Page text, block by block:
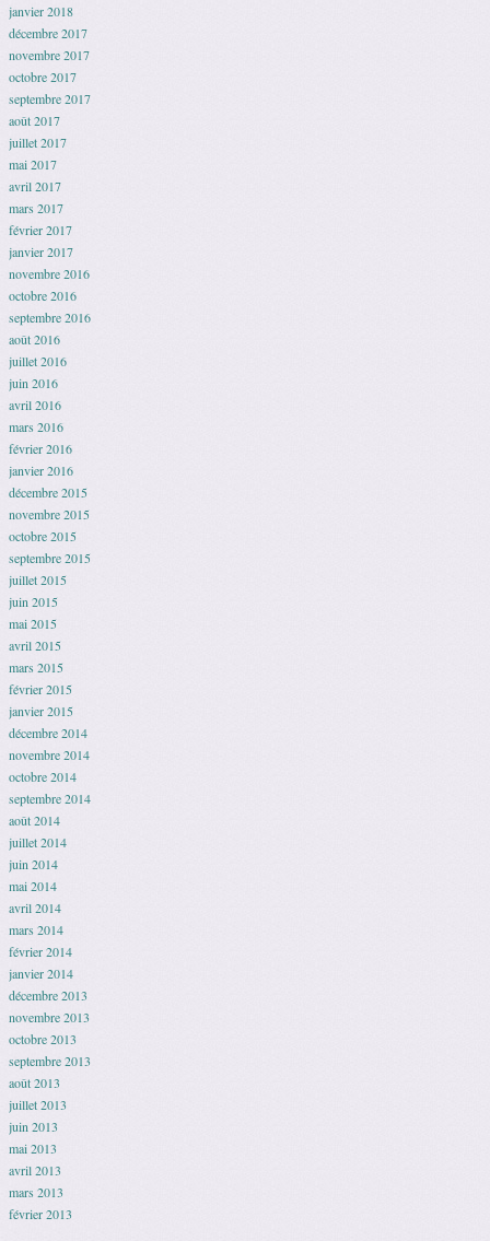
janvier 2018
décembre 2017
novembre 2017
octobre 2017
septembre 2017
août 2017
juillet 2017
mai 2017
avril 2017
mars 2017
février 2017
janvier 2017
novembre 2016
octobre 2016
septembre 2016
août 2016
juillet 2016
juin 2016
avril 2016
mars 2016
février 2016
janvier 2016
décembre 2015
novembre 2015
octobre 2015
septembre 2015
juillet 2015
juin 2015
mai 2015
avril 2015
mars 2015
février 2015
janvier 2015
décembre 2014
novembre 2014
octobre 2014
septembre 2014
août 2014
juillet 2014
juin 2014
mai 2014
avril 2014
mars 2014
février 2014
janvier 2014
décembre 2013
novembre 2013
octobre 2013
septembre 2013
août 2013
juillet 2013
juin 2013
mai 2013
avril 2013
mars 2013
février 2013